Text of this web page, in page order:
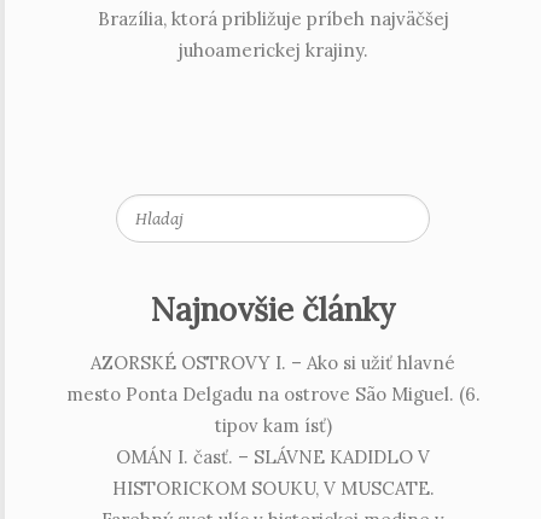
Brazília, ktorá približuje príbeh najväčšej
juhoamerickej krajiny.
Hladaj
Najnovšie články
AZORSKÉ OSTROVY I. – Ako si užiť hlavné
mesto Ponta Delgadu na ostrove São Miguel. (6.
tipov kam ísť)
OMÁN I. časť. – SLÁVNE KADIDLO V
HISTORICKOM SOUKU, V MUSCATE.